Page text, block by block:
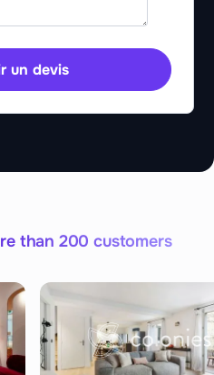
than 200 customers